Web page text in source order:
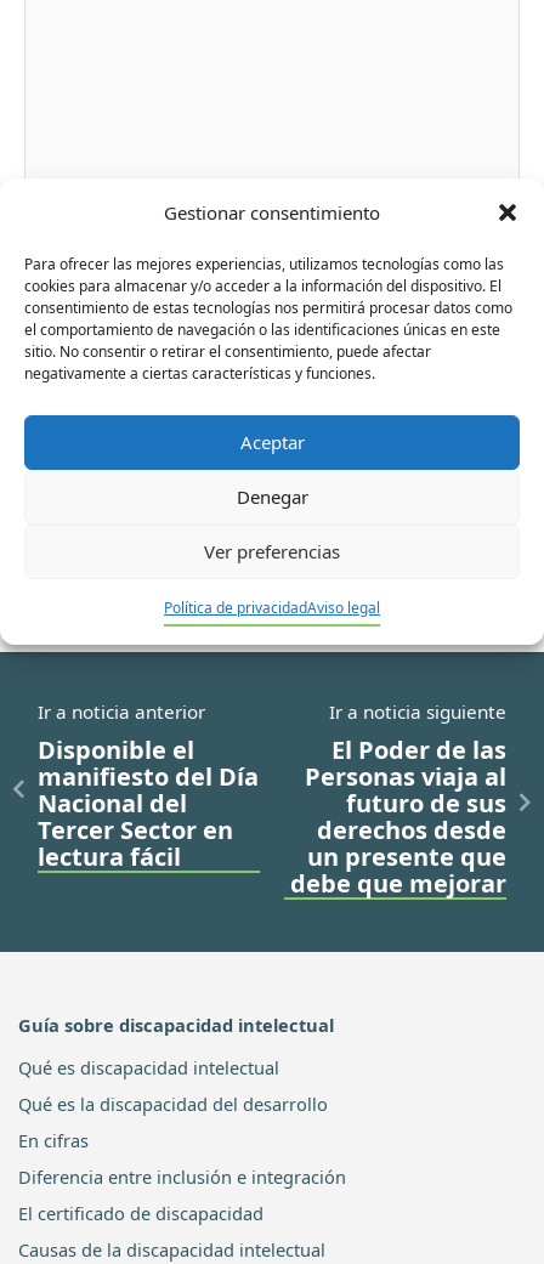
Gestionar consentimiento
Para ofrecer las mejores experiencias, utilizamos tecnologías como las
cookies para almacenar y/o acceder a la información del dispositivo. El
consentimiento de estas tecnologías nos permitirá procesar datos como
el comportamiento de navegación o las identificaciones únicas en este
sitio. No consentir o retirar el consentimiento, puede afectar
negativamente a ciertas características y funciones.
Aceptar
Denegar
Ver preferencias
Política de privacidadAviso legal
Nombre*
Correo
electrónico*
Web
Ir a noticia anterior
Disponible el
manifiesto del Día
Nacional del
Tercer Sector en
lectura fácil
Ir a noticia siguiente
El Poder de las
Personas viaja al
futuro de sus
derechos desde
un presente que
debe que mejorar
Guía sobre discapacidad intelectual
Qué es discapacidad intelectual
Qué es la discapacidad del desarrollo
En cifras
Diferencia entre inclusión e integración
El certificado de discapacidad
Causas de la discapacidad intelectual